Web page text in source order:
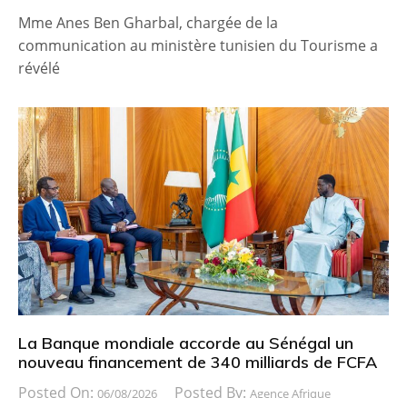
Mme Anes Ben Gharbal, chargée de la
communication au ministère tunisien du Tourisme a
révélé
La Banque mondiale accorde au Sénégal un
nouveau financement de 340 milliards de FCFA
Posted On: 06/08/2026 Posted By: Agence Afrique